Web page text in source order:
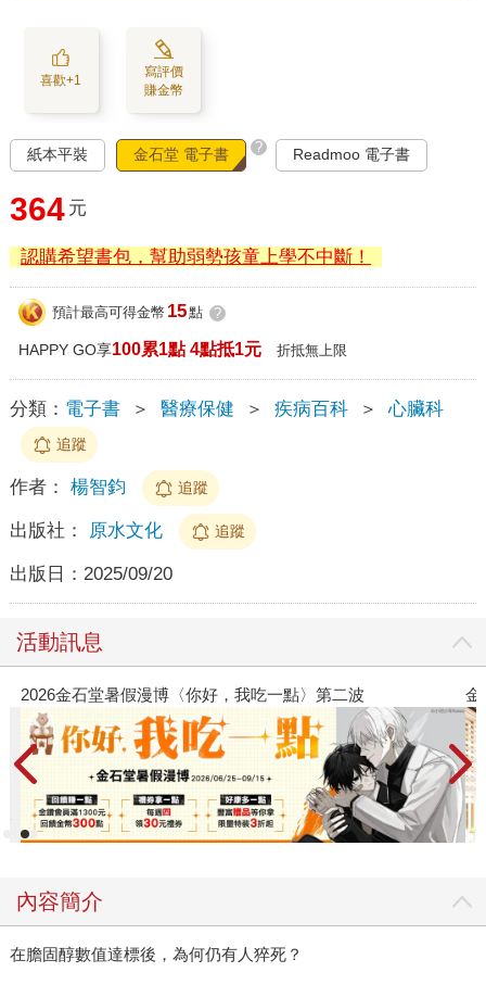
喜歡+1
寫評價
賺金幣
紙本平裝 金石堂 電子書 ? Readmoo 電子書
364 元
認購希望書包，幫助弱勢孩童上學不中斷！
預計最高可得金幣 15點 ?
HAPPY GO享100累1點 4點抵1元 折抵無上限
分類： 電子書 ＞ 醫療保健 ＞ 疾病百科 ＞ 心臟科
追蹤
作者： 楊智鈞 追蹤
出版社： 原水文化 追蹤
出版日： 2025/09/20
活動訊息
2026金石堂暑假漫博〈你好，我吃一點〉第二波 金
內容簡介
在膽固醇數值達標後，為何仍有人猝死？